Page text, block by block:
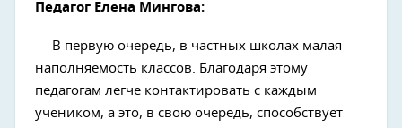
Педагог Елена Мингова:
— В первую очередь, в частных школах малая
наполняемость классов. Благодаря этому
педагогам легче контактировать с каждым
учеником, а это, в свою очередь, способствует